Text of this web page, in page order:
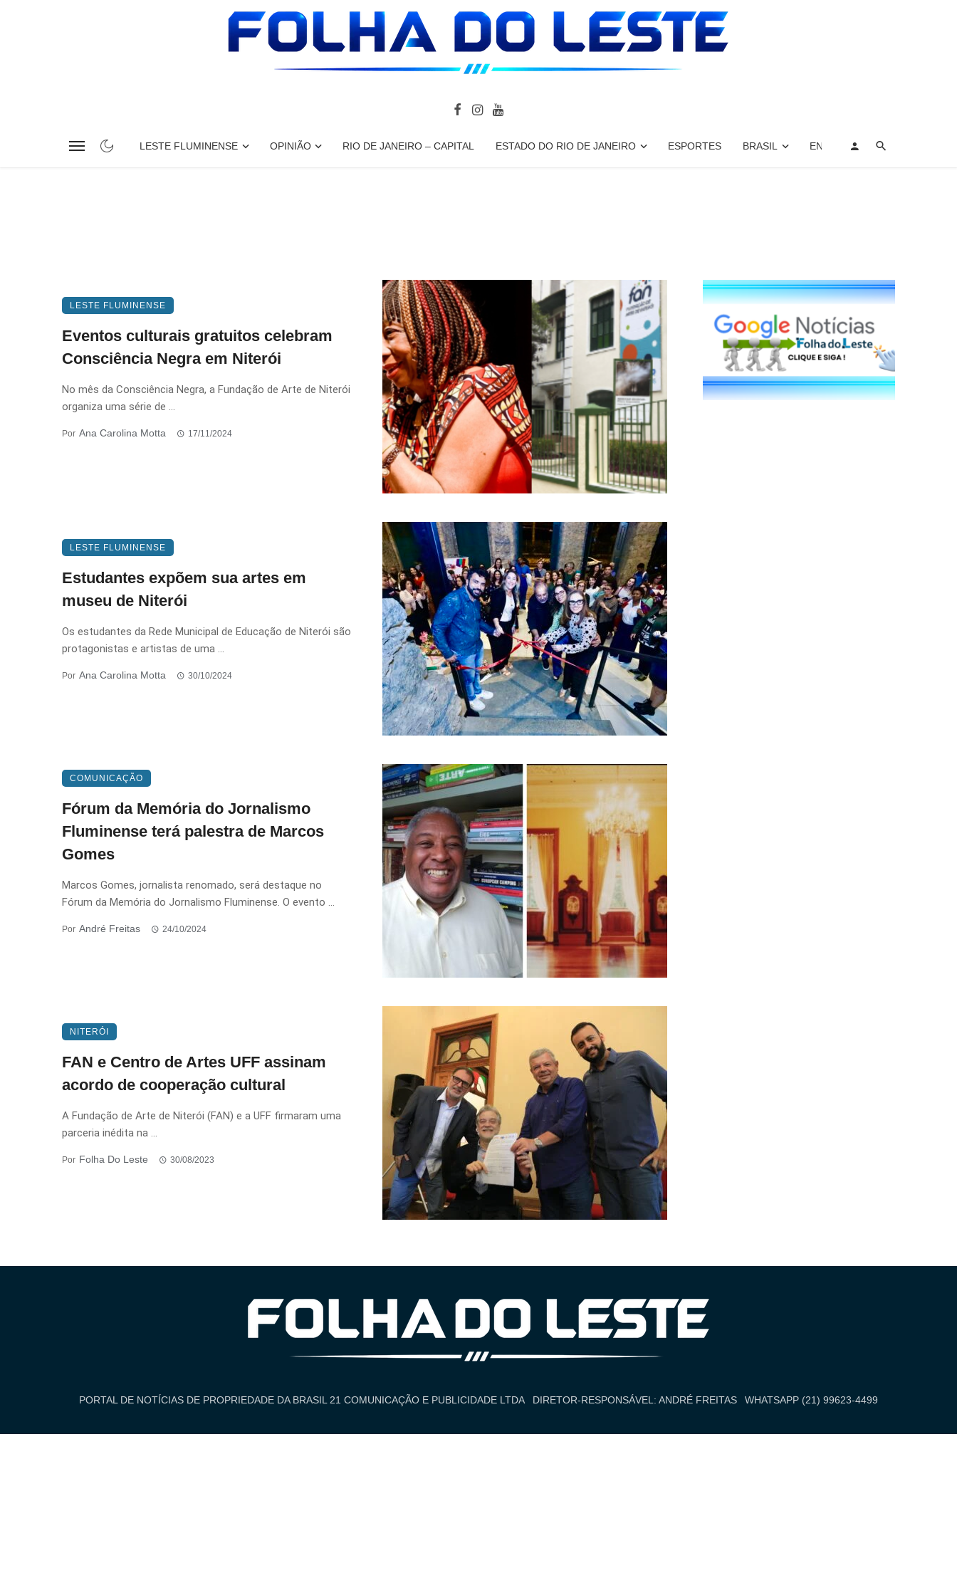
LESTE FLUMINENSE OPINIÃO RIO DE JANEIRO – CAPITAL ESTADO DO RIO DE JANEIRO ESPORTES BRASIL ENTRETENIMENTO, ARTES E
LESTE FLUMINENSE
Eventos culturais gratuitos celebram
Consciência Negra em Niterói
No mês da Consciência Negra, a Fundação de Arte de Niterói
organiza uma série de ...
Por Ana Carolina Motta 17/11/2024
LESTE FLUMINENSE
Estudantes expõem sua artes em
museu de Niterói
Os estudantes da Rede Municipal de Educação de Niterói são
protagonistas e artistas de uma ...
Por Ana Carolina Motta 30/10/2024
COMUNICAÇÃO
Fórum da Memória do Jornalismo
Fluminense terá palestra de Marcos
Gomes
Marcos Gomes, jornalista renomado, será destaque no
Fórum da Memória do Jornalismo Fluminense. O evento ...
Por André Freitas 24/10/2024
NITERÓI
FAN e Centro de Artes UFF assinam
acordo de cooperação cultural
A Fundação de Arte de Niterói (FAN) e a UFF firmaram uma
parceria inédita na ...
Por Folha Do Leste 30/08/2023
PORTAL DE NOTÍCIAS DE PROPRIEDADE DA BRASIL 21 COMUNICAÇÃO E PUBLICIDADE LTDA DIRETOR-RESPONSÁVEL: ANDRÉ FREITAS WHATSAPP (21) 99623-4499